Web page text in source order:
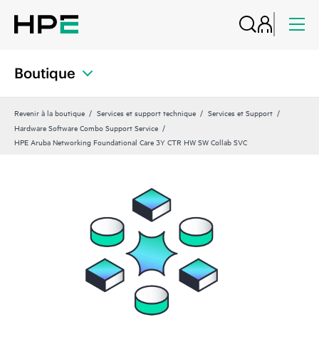
Boutique
Revenir à la boutique Services et support technique
Services et Support
Hardware Software Combo Support Service
HPE Aruba Networking Foundational Care 3Y CTR HW SW Collab SVC